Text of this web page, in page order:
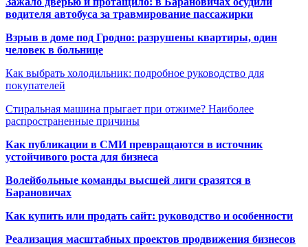
водителя автобуса за травмирование пассажирки
Взрыв в доме под Гродно: разрушены квартиры, один
человек в больнице
Как выбрать холодильник: подробное руководство для
покупателей
Стиральная машина прыгает при отжиме? Наиболее
распространенные причины
Как публикации в СМИ превращаются в источник
устойчивого роста для бизнеса
Волейбольные команды высшей лиги сразятся в
Барановичах
Как купить или продать сайт: руководство и особенности
Реализация масштабных проектов продвижения бизнесов